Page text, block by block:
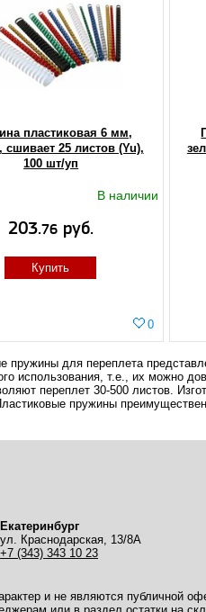
пластиковая 6 мм,
сшивает 25 листов (Yu),
100 шт/уп
В наличии
0
203.76 руб.
Купить
пружины для переплета
использования, т.е., их можно
переплет 30-500 листов.
пружины
Екатеринбург
ул. Краснодарская, 13/8А
+7 (343) 343 10 23
и не являются публичной